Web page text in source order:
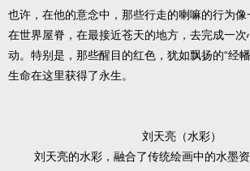
也许，在他的意念中，那些行走的喇嘛的行为像
在世界屋脊，在最接近苍天的地方，去完成一
动。特别是，那些醒目的红色，犹如飘扬的“经
生命在这里获得了永生。
刘天亮（水彩）
刘天亮的水彩，融合了传统绘画中的水墨资